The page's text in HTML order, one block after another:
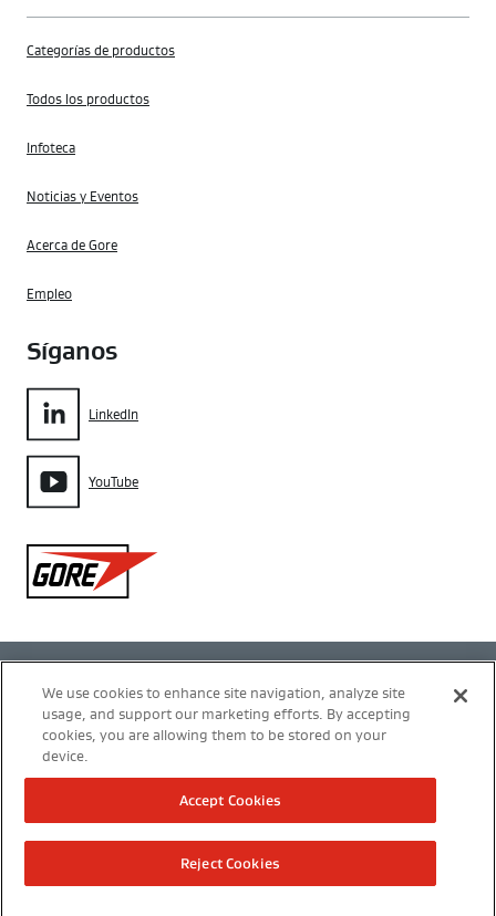
Categorías de productos
Todos los productos
Infoteca
Noticias y Eventos
Acerca de Gore
Empleo
Síganos
LinkedIn
YouTube
Gore
Política de privacidad
Configuración de cookies
Términos de uso
Modern Slavery Act Transparency Statement
We use cookies to enhance site navigation, analyze site
usage, and support our marketing efforts. By accepting
cookies, you are allowing them to be stored on your
device.
Reject Cookies
Accept Cookies